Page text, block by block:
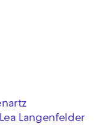
Lea Langenfelder